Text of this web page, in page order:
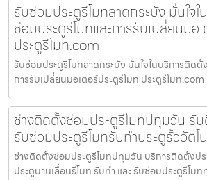
รับซ่อมประตูรีโมทลาดกระบัง มั่นใจ
ซ่อมประตูรีโมทและการรับเปลี่ยนมอ
ประตูรีโมท.com
รับซ่อมประตูรีโมทลาดกระบัง มั่นใจในบริการติดตั้
การรับเปลี่ยนมอเตอร์ประตูรีโมท ประตูรีโมท
ช่างติดตั้งซ่อมประตูรีโมทปทุมวัน รั
รับซ่อมประตูรีโมทรับทำประตูรั้วอัตโ
ช่างติดตั้งซ่อมประตูรีโมทปทุมวัน บริการติดตั้งปร
ประตูบานเลื่อนรีโมท รับทำ และ รับซ่อมประตูรีโมท